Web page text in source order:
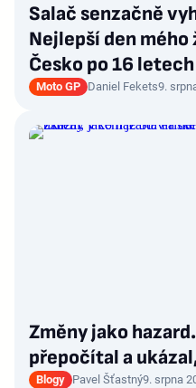
Salač senzačně
Nejlepší den
Česko po 16 letech
Moto GP Daniel Fekets9.
Změny jako
přepočítal a
Blogy Pavel Šťastný9. srpna